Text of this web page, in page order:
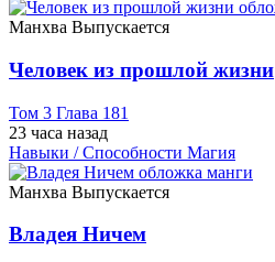
Манхва Выпускается
Человек из прошлой жизни
Том 3 Глава 181
23 часа назад
Навыки / Способности Магия
Манхва Выпускается
Владея Ничем